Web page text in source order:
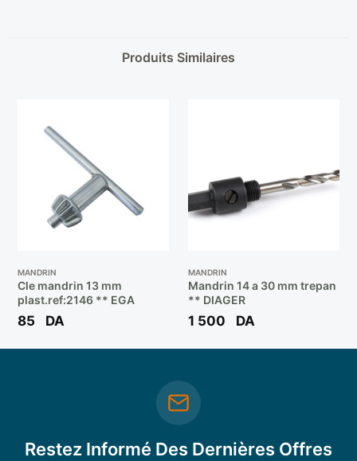
Produits Similaires
MANDRIN
Cle mandrin 13 mm
plast.ref:2146 ** EGA
85 DA
MANDRIN
Mandrin 14 a 30 mm trepan
** DIAGER
1 500 DA
Restez Informé Des Dernières Offres